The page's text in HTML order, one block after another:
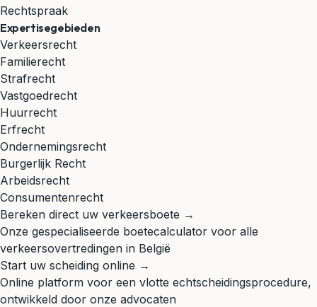
Rechtspraak
Expertisegebieden
Verkeersrecht
Familierecht
Strafrecht
Vastgoedrecht
Huurrecht
Erfrecht
Ondernemingsrecht
Burgerlijk Recht
Arbeidsrecht
Consumentenrecht
Bereken direct uw verkeersboete →
Onze gespecialiseerde boetecalculator voor alle
verkeersovertredingen in België
Start uw scheiding online →
Online platform voor een vlotte echtscheidingsprocedure,
ontwikkeld door onze advocaten